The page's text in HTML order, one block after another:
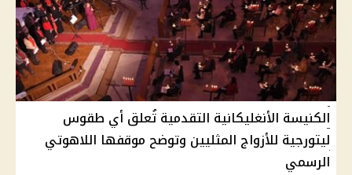
الكنيسة الأنغليكانية التقدمية تُعلق أي طقوس
ليتورجية للأزواج المثليين وتوضح موقفها اللاهوتي
الرسمي